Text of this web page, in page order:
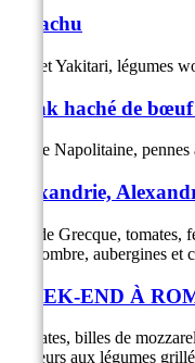
Pikachu
Poulet Yakitari, légumes
Steak haché de
Sauce Napolitaine,
Alexandrie,
Salade Grecque,
concombre, aubergines et
WEEK-END À
Tomates, billes de
couleurs aux légumes